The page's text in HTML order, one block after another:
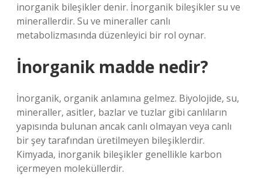
inorganik bileşikler denir. İnorganik bileşikler su ve
minerallerdir. Su ve mineraller canlı
metabolizmasında düzenleyici bir rol oynar.
İnorganik madde nedir?
İnorganik, organik anlamına gelmez. Biyolojide, su,
mineraller, asitler, bazlar ve tuzlar gibi canlıların
yapısında bulunan ancak canlı olmayan veya canlı
bir şey tarafından üretilmeyen bileşiklerdir.
Kimyada, inorganik bileşikler genellikle karbon
içermeyen moleküllerdir.